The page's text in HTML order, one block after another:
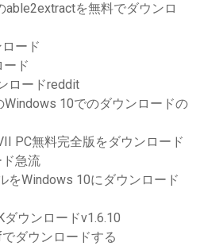
を無料でダウンロ
ード
ード
ロードreddit
10でのダウンロードの
PC無料完全版をダウンロード
急流
をWindows 10にダウンロード
ウンロードv1.6.10
ダウンロードする